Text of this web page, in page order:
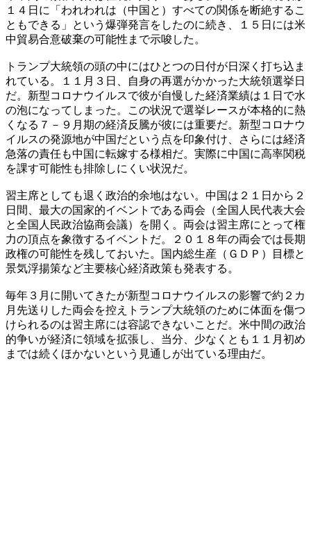
１４日に「われわれは（中国と）すべての関係を断絶するこ
ともできる」という爆弾発言をしたのに続き、１５日には米
中貿易合意破棄の可能性まで示唆した。
トランプ大統領の頭の中にはひとつの日付が日深く打ち込ま
れている。１１月３日、自身の再選がかかった大統領選挙日
だ。新型コロナウイルスで彼が自慢した経済業績は１日で水
の泡になってしまった。この状況で選挙レースが本格的に熱
くなる７－９月期の経済反騰が彼には重要だ。新型コロナウ
イルスの発源地が中国だという点を印象付け、さらには経済
急落の責任も中国に転嫁する様相だ。実際に中国に高率関税
を課す可能性も排除しにくい状況だ。
習主席としても退く政治的余地はない。中国は２１日から２
日間、最大の国家的イベントである両会（全国人民代表大会
と全国人民政治協商会議）を開く。両会は習主席にとって権
力の頂点を象徴するイベントだ。２０１８年の両会では長期
政権の可能性を残しておいた。国内総生産（ＧＤＰ）目標と
景気浮揚策など主要核心経済政策も発表する。
毎年３月に開いてきたが新型コロナウイルスの影響で約２カ
月先送りした両会を控えトランプ大統領のために体面を傷つ
けられるのは習主席には容認できないことだ。米中間の政治
的争いが経済に領域を拡張し、当分、少なくとも１１月初め
までは続くほかないという見通しが出ている理由だ。